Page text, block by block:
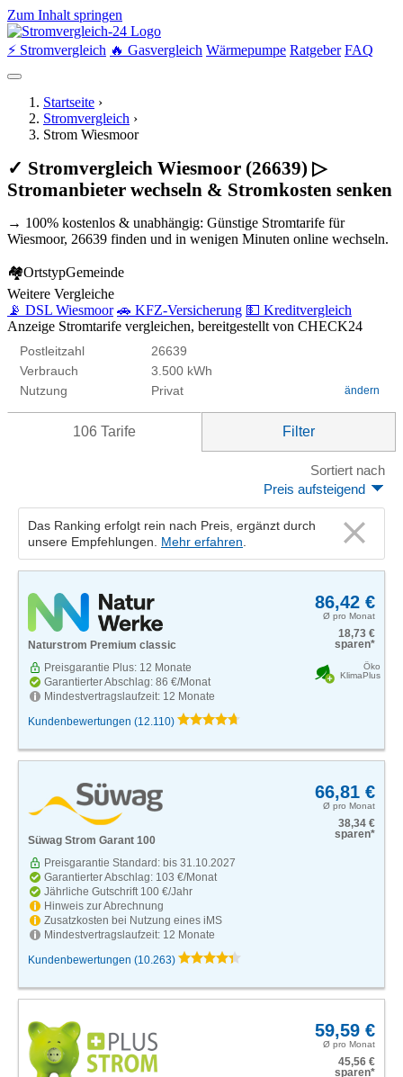
Zum Inhalt springen
⚡ Stromvergleich 🔥 Gasvergleich Wärmepumpe Ratgeber FAQ
Startseite ›
Stromvergleich ›
Strom Wiesmoor
✓ Stromvergleich Wiesmoor (26639) ▷
Stromanbieter wechseln & Stromkosten senken
→ 100% kostenlos & unabhängig: Günstige Stromtarife für
Wiesmoor, 26639 finden und in wenigen Minuten online wechseln.
🏘OrtstypGemeinde
Weitere Vergleiche
📡 DSL Wiesmoor 🚗 KFZ-Versicherung 💵 Kreditvergleich
Anzeige Stromtarife vergleichen, bereitgestellt von CHECK24